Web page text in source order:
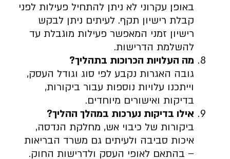
באופן עקרוני לא ניתן להתחיל פעילות לפני
קבלת רישיון תקף. לעיתים ניתן לבקש
רישיון זמני המאפשר פעילות מוגבלת עד
להשלמת הדרישות.
מה העלויות הכרוכות בתהליך?
גובה האגרות נקבע לפי סוג וגודל העסק,
וייתכנו עלויות נוספות עבור ביקורות,
בדיקות ואישורים מיוחדים.
אילו בדיקות נערכות במהלך ההליך?
ביקורות של כיבוי אש, מחלקת הנדסה,
איכות סביבה ולעיתים גם משרד הבריאות
– בהתאם לאופי העסק ולדרישות החוק.